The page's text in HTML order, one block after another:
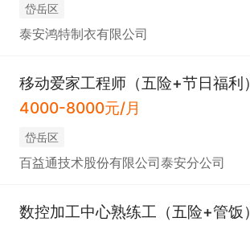
岱岳区
泰安鸿特制衣有限公司
移动爱家工程师（五险+节日福利）
4000-8000元/月
岱岳区
百益通技术股份有限公司泰安分公司
数控加工中心熟练工（五险+管饭）